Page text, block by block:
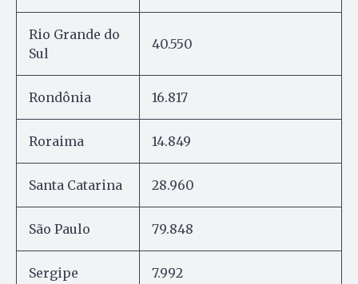
Rio Grande do
Sul
40.550
Rondônia 16.817
Roraima 14.849
Santa Catarina 28.960
São Paulo 79.848
Sergipe 7.992